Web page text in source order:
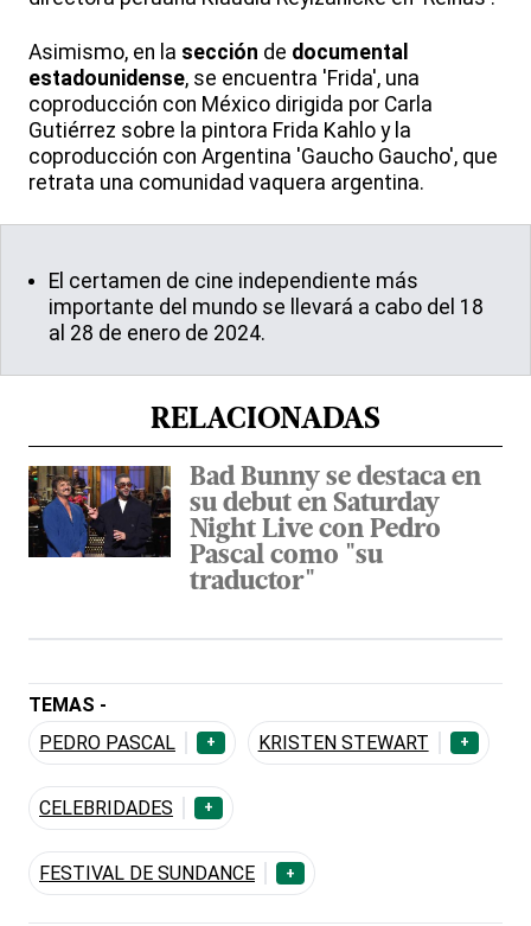
Asimismo, en la sección de documental
estadounidense, se encuentra 'Frida', una
coproducción con México dirigida por Carla
Gutiérrez sobre la pintora Frida Kahlo y la
coproducción con Argentina 'Gaucho Gaucho', que
retrata una comunidad vaquera argentina.
El certamen de cine independiente más
importante del mundo se llevará a cabo del 18
al 28 de enero de 2024.
RELACIONADAS
Bad Bunny se destaca en
su debut en Saturday
Night Live con Pedro
Pascal como "su
traductor"
TEMAS -
PEDRO PASCAL
+ KRISTEN STEWART +
CELEBRIDADES +
FESTIVAL DE SUNDANCE +